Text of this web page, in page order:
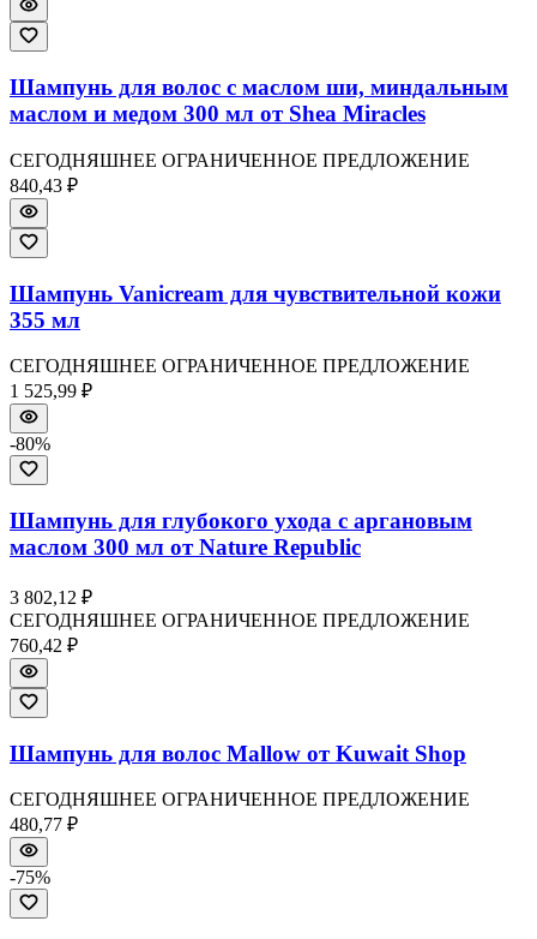
Шампунь для волос с маслом ши, миндальным
маслом и медом 300 мл от Shea Miracles
СЕГОДНЯШНЕЕ ОГРАНИЧЕННОЕ ПРЕДЛОЖЕНИЕ
840,43 ₽
Шампунь Vanicream для чувствительной кожи
355 мл
СЕГОДНЯШНЕЕ ОГРАНИЧЕННОЕ ПРЕДЛОЖЕНИЕ
1 525,99 ₽
-80%
Шампунь для глубокого ухода с аргановым
маслом 300 мл от Nature Republic
3 802,12 ₽
СЕГОДНЯШНЕЕ ОГРАНИЧЕННОЕ ПРЕДЛОЖЕНИЕ
760,42 ₽
Шампунь для волос Mallow от Kuwait Shop
СЕГОДНЯШНЕЕ ОГРАНИЧЕННОЕ ПРЕДЛОЖЕНИЕ
480,77 ₽
-75%